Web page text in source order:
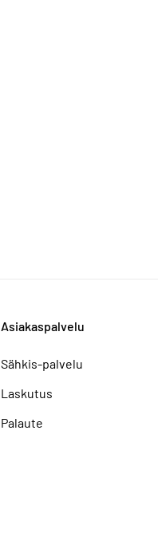
Asiakaspalvelu
Sähkis-palvelu
Laskutus
Palaute